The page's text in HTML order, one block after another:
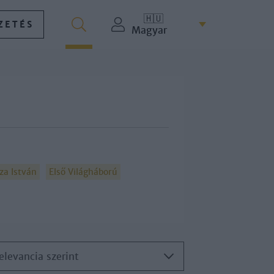
🇭🇺
Magyar
István Első Világháború
szerint